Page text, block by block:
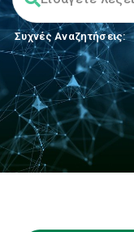
Συχνές Αναζητήσεις: